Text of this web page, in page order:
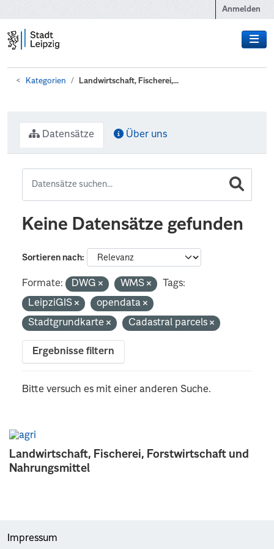
Anmelden
Kategorien Landwirtschaft, Fischerei,...
Landwirtschaft, Fischerei, Forstwirtschaft und
Nahrungsmittel
Datensätze Über uns
Keine Datensätze gefunden
Sortieren nach
Formate: DWG WMS
Tags:
LeipziGIS
opendata
Stadtgrundkarte
Cadastral parcels
Ergebnisse filtern
Bitte versuch es mit einer anderen Suche.
Impressum